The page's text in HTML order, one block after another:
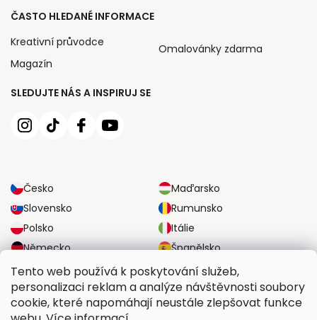
Tento web používá k poskytování služeb,
personalizaci reklam a analýze návštěvnosti soubory
cookie, které napomáhají neustále zlepšovat funkce
SLEDUJTE NÁS A INSPIRUJ SE
Česko
Maďarsko
Slovensko
Rumunsko
Polsko
Itálie
Německo
Španělsko
Velká Británie
Rakousko
ČASTO HLEDANÉ INFORMACE
Kreativní průvodce
Magazín
Omalovánky zdarma
SPOLEHLIVÉ MOŽNOSTI DOPRAVY